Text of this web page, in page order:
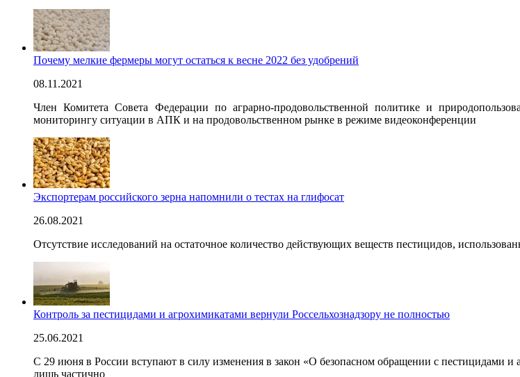
Почему мелкие фермеры могут остаться к весне 2022 без удобрений
08.11.2021
Член Комитета Совета Федерации по аграрно-продовольственной политике и
мониторингу ситуации в АПК и на продовольственном рынке в режиме видеоконференции
Экспортерам российского зерна напомнили о тестах на глифосат
26.08.2021
Отсутствие исследований на остаточное количество действующих веществ пестицидов,
Контроль за пестицидами и агрохимикатами вернули Россельхознадзору не полностью
25.06.2021
С 29 июня в России вступают в силу изменения в закон «О безопасном обращении с пестицидами и
лишь частично